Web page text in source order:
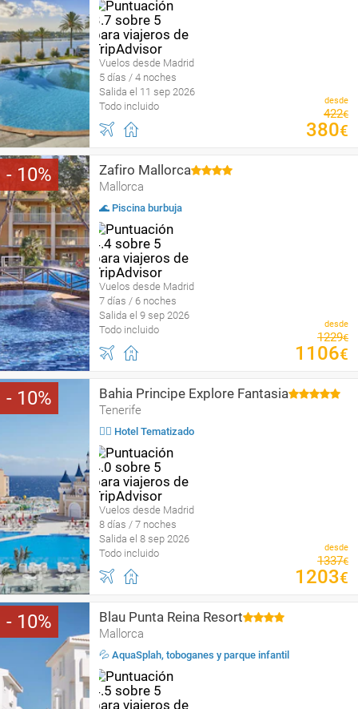
Vuelos desde Madrid
5 días / 4 noches
Salida el 11 sep 2026
Todo incluido
desde
422€
380€
10 Zafiro Mallorca
Mallorca
🌊 Piscina burbuja
Vuelos desde Madrid
7 días / 6 noches
Salida el 9 sep 2026
Todo incluido
desde
1229€
1106€
10 Bahia Principe Explore Fantasia
Tenerife
🤹‍♀️ Hotel Tematizado
Vuelos desde Madrid
8 días / 7 noches
Salida el 8 sep 2026
Todo incluido
desde
1337€
1203€
10 Blau Punta Reina Resort
Mallorca
💦 AquaSplah, toboganes y parque infantil